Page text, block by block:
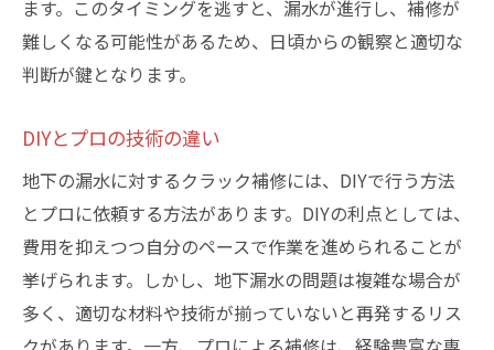
ます。このタイミングを逃すと、漏水が進行し、補修が
難しくなる可能性があるため、日頃からの観察と適切な
判断が鍵となります。
DIYとプロの技術の違い
地下の漏水に対するクラック補修には、DIYで行う方法
とプロに依頼する方法があります。DIYの利点としては、
費用を抑えつつ自分のペースで作業を進められることが
挙げられます。しかし、地下漏水の問題は複雑な場合が
多く、適切な材料や技術が揃っていないと再発するリス